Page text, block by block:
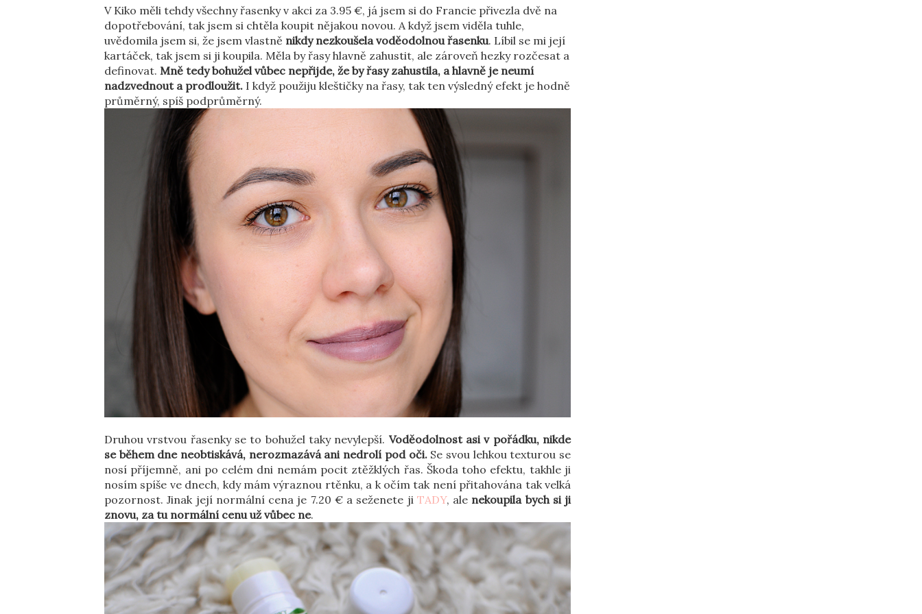
V Kiko měli tehdy všechny řasenky v akci za 3.95 €, já jsem si do Francie přivezla dvě na
dopotřebování, tak jsem si chtěla koupit nějakou novou. A když jsem viděla tuhle,
uvědomila jsem si, že jsem vlastně nikdy nezkoušela voděodolnou řasenku. Líbil se mi její
kartáček, tak jsem si ji koupila. Měla by řasy hlavně zahustit, ale zároveň hezky rozčesat a
definovat. Mně tedy bohužel vůbec nepřijde, že by řasy zahustila, a hlavně je neumí
nadzvednout a prodloužit. I když použiju kleštičky na řasy, tak ten výsledný efekt je hodně
průměrný, spíš podprůměrný.
Druhou vrstvou řasenky se to bohužel taky nevylepší. Voděodolnost asi v pořádku, nikde
se během dne neobtiskává, nerozmazává ani nedrolí pod oči. Se svou lehkou texturou se
nosí příjemně, ani po celém dni nemám pocit ztěžklých řas. Škoda toho efektu, takhle ji
nosím spíše ve dnech, kdy mám výraznou rtěnku, a k očím tak není přitahována tak velká
pozornost. Jinak její normální cena je 7.20 € a seženete ji TADY, ale nekoupila bych si ji
znovu, za tu normální cenu už vůbec ne.